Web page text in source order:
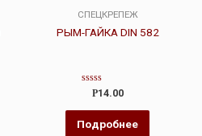
СПЕЦКРЕПЕЖ
РЫМ-ГАЙКА DIN 582
Оценка
из
Р14.00
Подробнее